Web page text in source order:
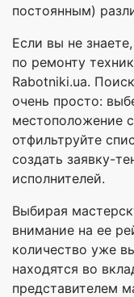
постоянным)
Если вы не
по ремонту
Rabotniki.ua.
очень просто:
местоположение
отфильтруйте
создать заявку-
исполнителей.
Выбирая
внимание на ее
количество уже
находятся во
представителем